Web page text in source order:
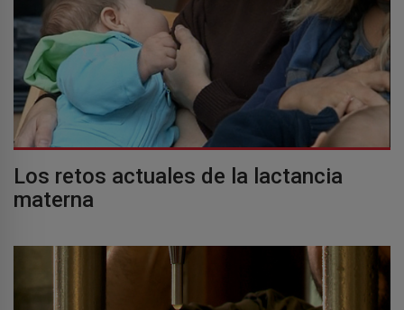
Los retos actuales de la lactancia
materna